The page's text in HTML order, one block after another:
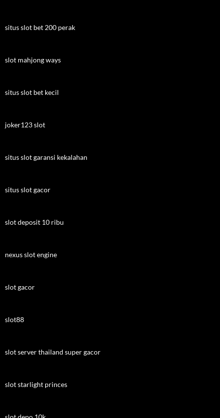
situs slot bet 200 perak
slot mahjong ways
situs slot bet kecil
joker123 slot
situs slot garansi kekalahan
situs slot gacor
slot deposit 10 ribu
nexus slot engine
slot gacor
slot88
slot server thailand super gacor
slot starlight princes